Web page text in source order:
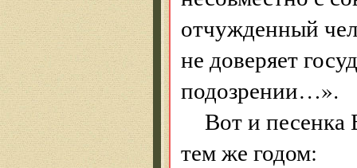
отчужденный
не доверяет
подозрении…».
Вот и песенка
тем же годом: